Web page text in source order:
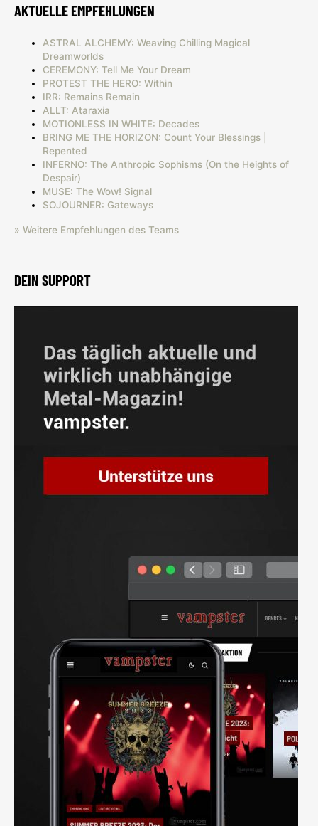
AKTUELLE EMPFEHLUNGEN
ASTRAL ALCHEMY: Weaving Chilling Magical
Dreamworlds
CEREMONY: Tell Me Your Dream
PROTEST THE HERO: Within
IRR: Remains Remain
ALLT: Ataraxia
MOTIONLESS IN WHITE: Decades
BRING ME THE HORIZON: Count Your Blessings |
Repented
INFERNO: The Anthropic Sophisms (On the Heights of
Despair)
MUSE: The Wow! Signal
SOJOURNER: Gateways
» Weitere Empfehlungen des Teams
DEIN SUPPORT